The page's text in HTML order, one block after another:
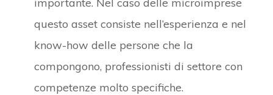
questo asset consiste nell’esperienza e nel
know-how delle persone che la
compongono, professionisti di settore con
competenze molto specifiche.